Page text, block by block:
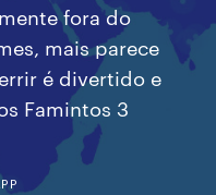
fora do
mais parece
é divertido e
Famintos 3